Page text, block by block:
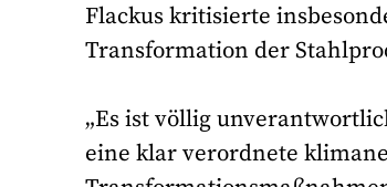
Flackus kritisierte
Transformation der
„Es ist völlig
eine klar verordnete